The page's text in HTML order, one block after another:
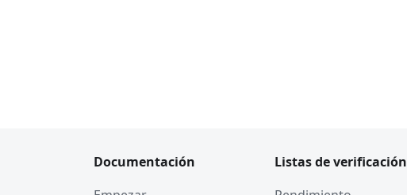
Documentación
Listas de verificación